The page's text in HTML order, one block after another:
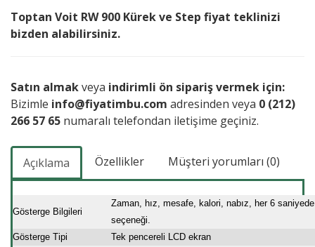
Toptan Voit RW 900 Kürek ve Step fiyat teklinizi
bizden alabilirsiniz.
Satın almakveya indirimli ön sipariş vermek için:
Bizimle info@fiyatimbu.com adresinden veya 0 (212)
266 57 65 numaralı telefondan iletişime geçiniz.
Açıklama Özellikler Müşteri yorumları (0)
Gösterge Bilgileri
Zaman, hız, mesafe, kalori, nabız, her 6
seçeneği.
Gösterge Tipi
Tek pencereli LCD ekran